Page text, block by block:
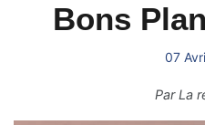
Bons
07
ParLa